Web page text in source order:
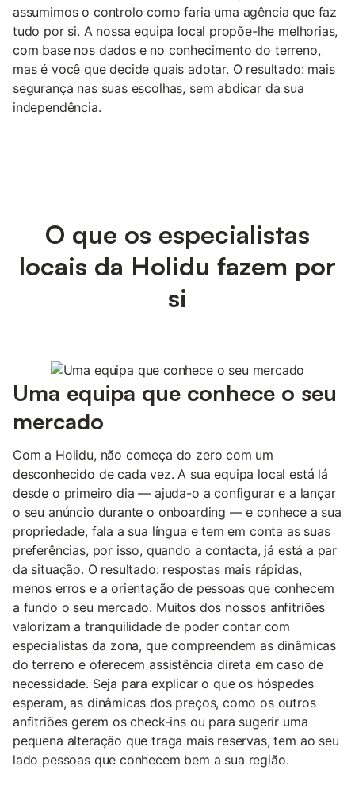
assumimos o controlo como faria uma agência que faz
tudo por si. A nossa equipa local propõe-lhe melhorias,
com base nos dados e no conhecimento do terreno,
mas é você que decide quais adotar. O resultado: mais
segurança nas suas escolhas, sem abdicar da sua
independência.
O que os especialistas
locais da Holidu fazem por
si
Uma equipa que conhece o seu
mercado
Com a Holidu, não começa do zero com um
desconhecido de cada vez. A sua equipa local está lá
desde o primeiro dia — ajuda-o a configurar e a lançar
o seu anúncio durante o onboarding — e conhece a sua
propriedade, fala a sua língua e tem em conta as suas
preferências, por isso, quando a contacta, já está a par
da situação. O resultado: respostas mais rápidas,
menos erros e a orientação de pessoas que conhecem
a fundo o seu mercado. Muitos dos nossos anfitriões
valorizam a tranquilidade de poder contar com
especialistas da zona, que compreendem as dinâmicas
do terreno e oferecem assistência direta em caso de
necessidade. Seja para explicar o que os hóspedes
esperam, as dinâmicas dos preços, como os outros
anfitriões gerem os check-ins ou para sugerir uma
pequena alteração que traga mais reservas, tem ao seu
lado pessoas que conhecem bem a sua região.